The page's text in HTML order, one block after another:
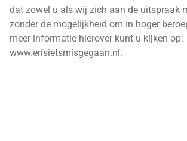
dat zowel u als wij zich aan de uitspraak
zonder de mogelijkheid om in hoger
meer informatie hierover kunt u kijken op:
www.erisietsmisgegaan.nl.